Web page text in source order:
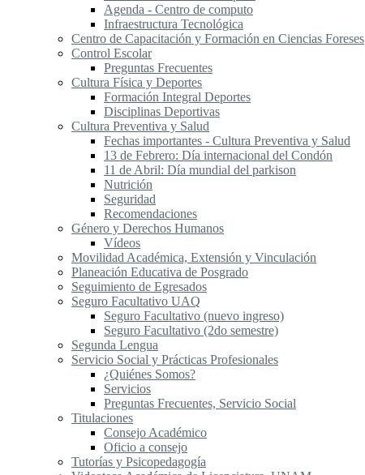
Agenda - Centro de computo
Infraestructura Tecnológica
Centro de Capacitación y Formación en Ciencias Foreses
Control Escolar
Preguntas Frecuentes
Cultura Física y Deportes
Formación Integral Deportes
Disciplinas Deportivas
Cultura Preventiva y Salud
Fechas importantes - Cultura Preventiva y Salud
13 de Febrero: Día internacional del Condón
11 de Abril: Día mundial del parkison
Nutrición
Seguridad
Recomendaciones
Género y Derechos Humanos
Vídeos
Movilidad Académica, Extensión y Vinculación
Planeación Educativa de Posgrado
Seguimiento de Egresados
Seguro Facultativo UAQ
Seguro Facultativo (nuevo ingreso)
Seguro Facultativo (2do semestre)
Segunda Lengua
S​ervicio Social y Prácticas Profesionales
¿Quiénes Somos?
Servicios
Preguntas Frecuentes, Servicio Social
Titulaciones
Consejo Académico
Oficio a consejo
Tutorías y Psicopedagogía